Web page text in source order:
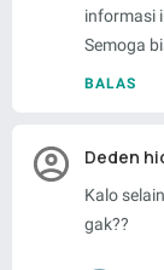
informasi
Semoga
BALAS
Deden
Kalo
gak??